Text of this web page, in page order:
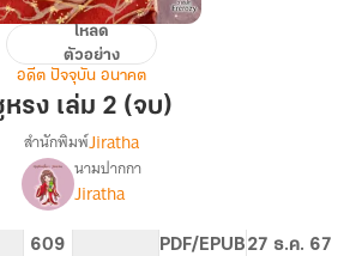
โหลด
ตัวอย่าง
อดีต ปัจจุบัน อนาคต
หรง เล่ม 2 (จบ)
เรื่อง
ซู
สำนักพิมพ์Jiratha
นามปากกา
Jiratha
609 PDF/EPUB27 ธ.ค. 67